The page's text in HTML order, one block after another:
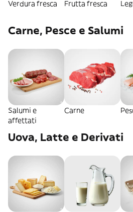
Verdura fresca Frutta fresca
Carne, Pesce e Salumi
Salumi e
affettati
Carne
Uova, Latte e Derivati